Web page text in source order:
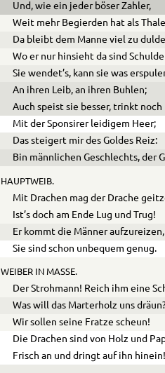
Und, wie ein jeder böser Zahler,
Weit mehr Begierden hat als
Da bleibt dem Manne viel zu
Wo er nur hinsieht da sind
Sie wendet’s, kann sie was
An ihren Leib, an ihren Buhlen;
Auch speist sie besser, trinkt noch
Mit der Sponsirer leidigem Heer;
Das steigert mir des Goldes Reiz:
Bin männlichen Geschlechts, der
HAUPTWEIB.
Mit Drachen mag der Drache
Ist’s doch am Ende Lug und Trug!
Er kommt die Männer aufzureizen,
Sie sind schon unbequem genug.
WEIBER IN MASSE.
Der Strohmann! Reich ihm eine
Was will das Marterholz uns
Wir sollen seine Fratze scheun!
Die Drachen sind von Holz und
Frisch an und dringt auf ihn